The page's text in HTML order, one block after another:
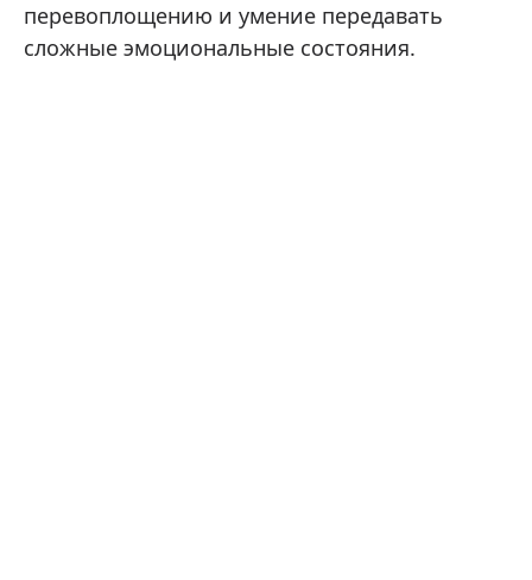
перевоплощению и умение передавать
сложные эмоциональные состояния.